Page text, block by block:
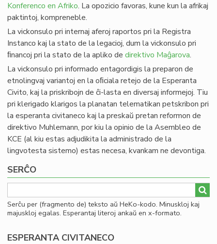
Konferenco en Afriko. La opozicio favoras, kune kun la afrikaj
paktintoj, kompreneble.
La vickonsulo pri internaj aferoj raportos pri la Registra
Instanco kaj la stato de la legacioj, dum la vickonsulo pri
ﬁnancoj pri la stato de la apliko de direktivo Maĝarova.
La vickonsulo pri informado entagordigis la preparon de
etnolingvaj variantoj en la oﬁciala retejo de la Esperanta
Civito, kaj la priskribojn de ĉi-lasta en diversaj informejoj. Tiu
pri klerigado klarigos la planatan telematikan petskribon pri
la esperanta civitaneco kaj la preskaŭ pretan reformon de
direktivo Muhlemann, por kiu la opinio de la Asembleo de
KCE (al kiu estas adjudikita la administrado de la
lingvotesta sistemo) estas necesa, kvankam ne devontiga.
SERĈO
Serĉu per (fragmento de) teksto aŭ HeKo-kodo. Minuskloj kaj
majuskloj egalas. Esperantaj literoj ankaŭ en x-formato.
ESPERANTA CIVITANECO